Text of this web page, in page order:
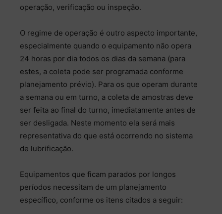
operação, verificação ou inspeção.
O regime de operação é outro aspecto importante,
especialmente quando o equipamento não opera
24 horas por dia todos os dias da semana (para
estes, a coleta pode ser programada conforme
planejamento prévio). Para os que operam durante
a semana ou em turno, a coleta de amostras deve
ser feita ao final do turno, imediatamente antes de
ser desligada. Neste momento ela será mais
representativa do que está ocorrendo no sistema
de lubrificação.
Equipamentos que ficam parados por longos
períodos necessitam de um planejamento
específico, conforme os itens citados a seguir: